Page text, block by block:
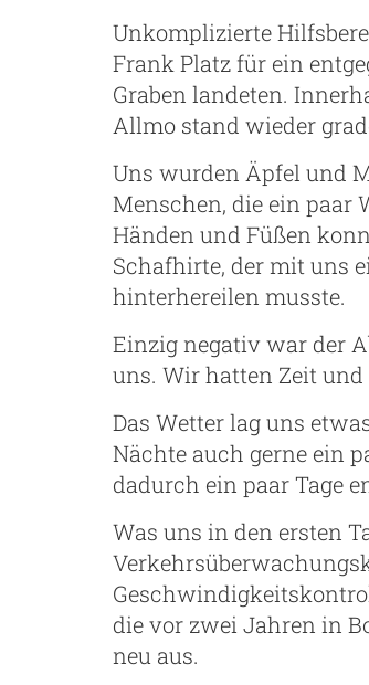
Unkomplizierte
Frank Platz für ein
Graben landeten.
Allmo stand wieder
Uns wurden Äpfel und
Menschen, die ein paar
Händen und Füßen
Schafhirte, der mit uns
hinterhereilen musste.
Einzig negativ war der
uns. Wir hatten Zeit
Das Wetter lag uns
Nächte auch gerne ein
dadurch ein paar Tage
Was uns in den ersten
die vor zwei Jahren in
neu aus.